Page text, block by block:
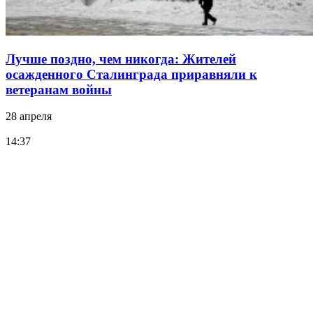
Лучше поздно, чем никогда: Жителей
осажденного Сталинграда приравняли к
ветеранам войны
28 апреля
14:37